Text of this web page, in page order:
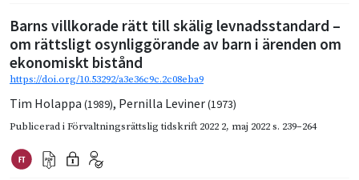
Barns villkorade rätt till skälig levnadsstandard –
om rättsligt osynliggörande av barn i ärenden om
ekonomiskt bistånd
https://doi.org/10.53292/a3e36c9c.2c08eba9
Tim Holappa (1989), Pernilla Leviner(1973)
Publicerad iFörvaltningsrättslig tidskrift 2022 2, maj 2022s. 239–264